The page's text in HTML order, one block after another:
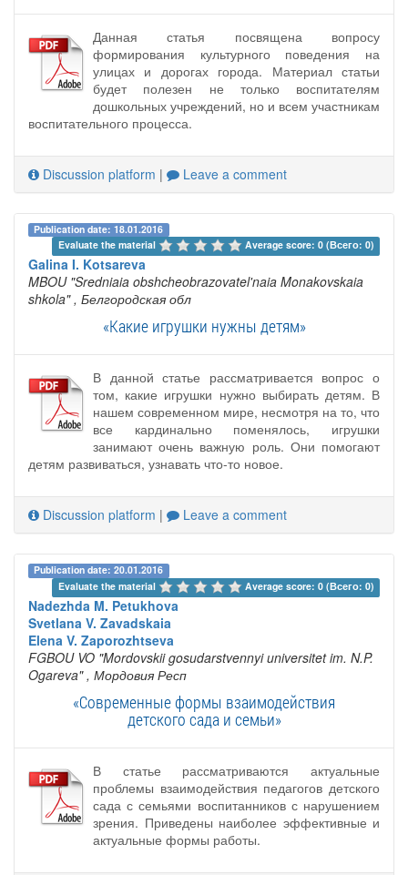
Данная статья посвящена вопросу
формирования культурного поведения на
улицах и дорогах города. Материал статьи
будет полезен не только воспитателям
дошкольных учреждений, но и всем участникам
воспитательного процесса.
Discussion platform | Leave a comment
Publication date: 18.01.2016
Evaluate the material
Average score: 0 (Всего: 0)
Galina I. Kotsareva
MBOU "Sredniaia obshcheobrazovatel'naia Monakovskaia
shkola" , Белгородская обл
«Какие игрушки нужны детям»
В данной статье рассматривается вопрос о
том, какие игрушки нужно выбирать детям. В
нашем современном мире, несмотря на то, что
все кардинально поменялось, игрушки
занимают очень важную роль. Они помогают
детям развиваться, узнавать что-то новое.
Discussion platform | Leave a comment
Publication date: 20.01.2016
Evaluate the material
Average score: 0 (Всего: 0)
Nadezhda M. Petukhova
Svetlana V. Zavadskaia
Elena V. Zaporozhtseva
FGBOU VO "Mordovskii gosudarstvennyi universitet im. N.P.
Ogareva" , Мордовия Респ
«Современные формы взаимодействия
детского сада и семьи»
В статье рассматриваются актуальные
проблемы взаимодействия педагогов детского
сада с семьями воспитанников с нарушением
зрения. Приведены наиболее эффективные и
актуальные формы работы.